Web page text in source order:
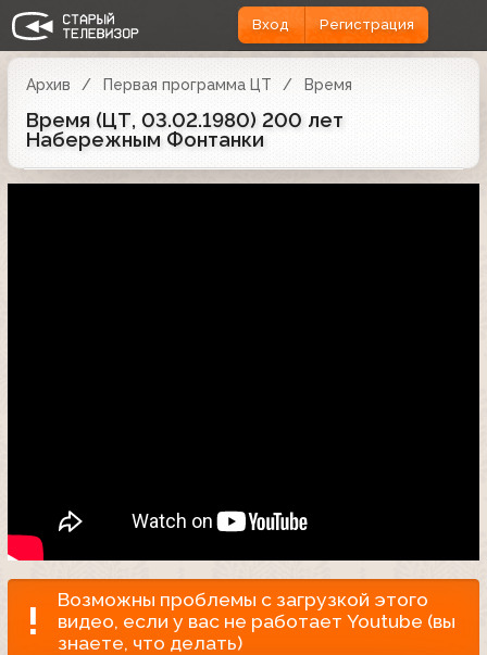
Вход Регистрация
Архив Первая программа ЦТ Время
Время (ЦТ, 03.02.1980) 200 лет
Набережным Фонтанки
Возможны проблемы с загрузкой этого
видео, если у вас не работает Youtube (вы
знаете, что делать)